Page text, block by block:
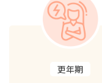
更年期